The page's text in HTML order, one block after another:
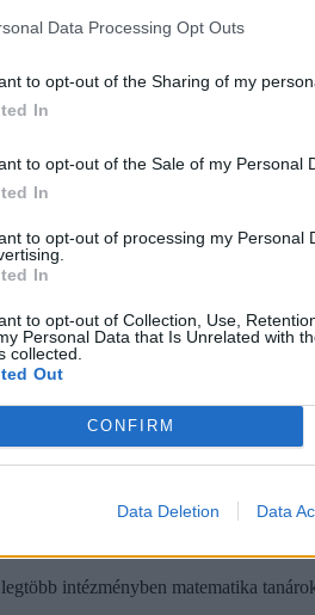
Data Processing Opt Outs
to opt-out of the Sharing of my
In
to opt-out of the Sale of my Personal
In
to opt-out of processing my Personal
In
to opt-out of Collection, Use,
Personal Data that Is Unrelated with
collected.
Out
CONFIRM
Data Deletion Data
adott fel álláshirdetést technika,
intézményben matematika